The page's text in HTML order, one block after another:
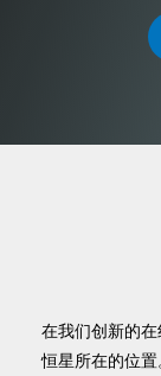
在我们创新的
恒星所在的位